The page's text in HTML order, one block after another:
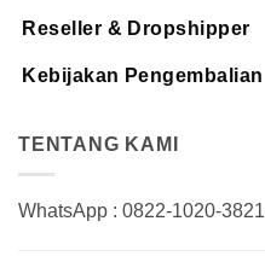
Reseller & Dropshipper
Kebijakan Pengembalian
TENTANG KAMI
WhatsApp : 0822-1020-3821